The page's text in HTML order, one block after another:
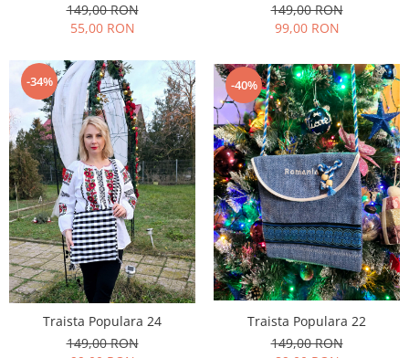
149,00 RON
55,00 RON
149,00 RON
99,00 RON
-34%
Traista Populara 24
149,00 RON
-40%
Traista Populara 22
149,00 RON